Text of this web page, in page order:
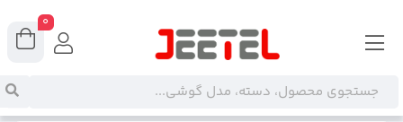
0